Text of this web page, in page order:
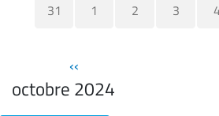
31
1 2 3
‹‹
octobre 2024